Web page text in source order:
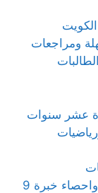
ومراجعات
عشر سنوات
مدرسة رياضيات وماث وحاسوب واحصاء خبرة 9